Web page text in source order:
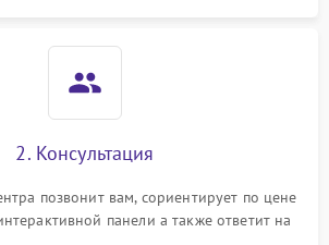
2. Консультация
позвонит вам, сориентирует по цене
панели а также ответит на